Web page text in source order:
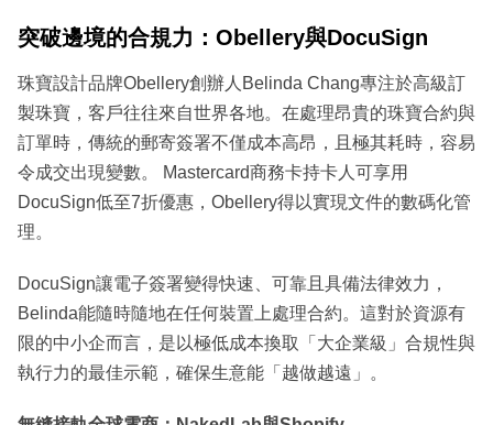
突破邊境的合規力：Obellery與DocuSign
珠寶設計品牌Obellery創辦人Belinda Chang專注於高級訂
製珠寶，客戶往往來自世界各地。在處理昂貴的珠寶合約與
訂單時，傳統的郵寄簽署不僅成本高昂，且極其耗時，容易
令成交出現變數。 Mastercard商務卡持卡人可享用
DocuSign低至7折優惠，Obellery得以實現文件的數碼化管
理。
DocuSign讓電子簽署變得快速、可靠且具備法律效力，
Belinda能隨時隨地在任何裝置上處理合約。這對於資源有
限的中小企而言，是以極低成本換取「大企業級」合規性與
執行力的最佳示範，確保生意能「越做越遠」。